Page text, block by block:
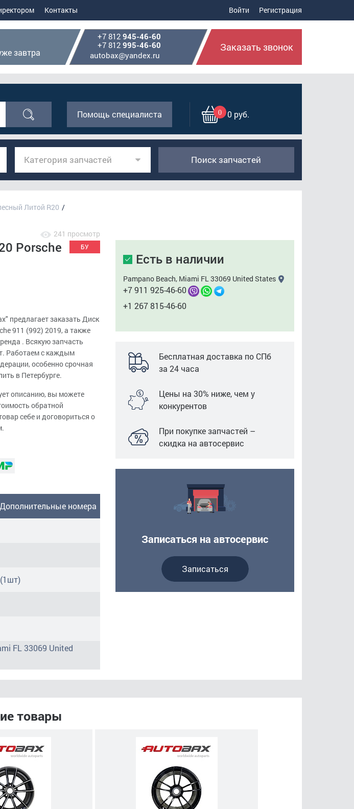
Контакты Войти Регистрация
завтра
+7 812 945-46-60
+7 812 995-46-60
autobax@yandex.ru
Заказать звонок
Помощь специалиста
0 0 руб.
Категория запчастей Поиск запчастей
Литой R20
241 просмотр
Porsche
БУ
предлагает заказать Диск
911 (992) 2019, а также
. Всякую запчасть
Работаем c каждым
особенно срочная
в Петербурге.
описанию, вы можете
обратной
себе и договориться о
Дополнительные номера
FL 33069 United
Есть в наличии
Pampano Beach, Miami FL 33069 United States
+7 911 925-46-60
+1 267 815-46-60
Бесплатная доставка по СПб
за 24 часа
Цены на 30% ниже, чем у
конкурентов
При покупке запчастей –
скидка на автосервис
Записаться на автосервис
Записаться
товары